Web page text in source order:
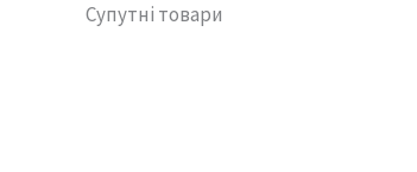
Супутні товари